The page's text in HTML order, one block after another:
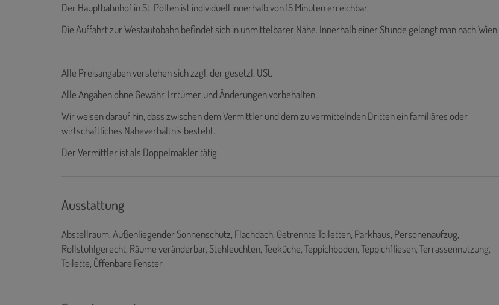
Der Hauptbahnhof in St. Pölten ist individuell innerhalb von 15 Minuten erreichbar.
Die Auffahrt zur Westautobahn befindet sich in unmittelbarer Nähe. Innerhalb einer Stunde gelangt man nach Wien.
Alle Preisangaben verstehen sich zzgl. der gesetzl. USt.
Alle Angaben ohne Gewähr, Irrtümer und Änderungen vorbehalten.
Wir weisen darauf hin, dass zwischen dem Vermittler und dem zu vermittelnden Dritten ein familiäres oder
wirtschaftliches Naheverhältnis besteht.
Der Vermittler ist als Doppelmakler tätig.
Ausstattung
Abstellraum Außenliegender Sonnenschutz Flachdach Getrennte Toiletten Parkhaus Personenaufzug
Rollstuhlgerecht Räume veränderbar Stehleuchten Teeküche Teppichboden Teppichfliesen Terrassennutzung
Toilette Öffenbare Fenster